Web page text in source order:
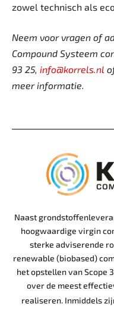
zowel technisch als
Neem voor vragen of
Compound Systeem
93 25, ­ info@korrels.nl
meer informatie.
Naast
hoogwaardige virgin
sterke adviserende
renewable (biobased)
het opstellen van Scope
over de meest
realiseren. Inmiddels